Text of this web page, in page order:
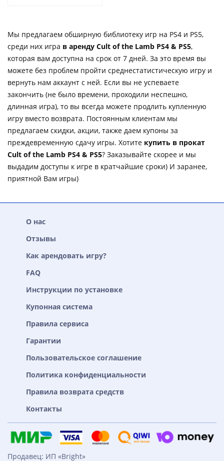
Мы предлагаем обширную библиотеку игр на PS4 и PS5,
среди них игра в аренду Cult of the Lamb PS4 & PS5,
которая вам доступна на срок от 7 дней. За это время вы
можете без проблем пройти среднестатистическую игру и
вернуть нам аккаунт с ней. Если вы не успеваете
закончить (не было времени, проходили неспешно,
длинная игра), то вы всегда можете продлить купленную
игру вместо возврата. Постоянным клиентам мы
предлагаем скидки, акции, также даем купоны за
преждевременную сдачу игры. Хотите купить в прокат
Cult of the Lamb PS4 & PS5? Заказывайте скорее и мы
выдадим доступы к игре в кратчайшие сроки) И заранее,
приятной Вам игры)
О нас
Отзывы
Как арендовать игру?
FAQ
Инструкции по установке
Купонная система
Правила сервиса
Гарантии
Пользовательское соглашение
Политика конфиденциальности
Правила возврата средств
Контакты
Продавец: ИП «Bright»